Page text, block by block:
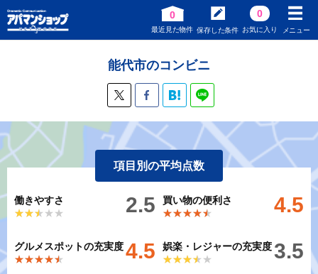
0
最近見た物件 保存した条件
0
お気に入り メニュー
能代市のコンビニ
項目別の平均点数
働きやすさ
★★★★★
★★★★★ 2.5
買い物の便利さ
★★★★★
★★★★★ 4.5
グルメスポットの充実度
★★★★★
★★★★★ 4.5
娯楽・レジャーの充実度
★★★★★
★★★★★ 3.5